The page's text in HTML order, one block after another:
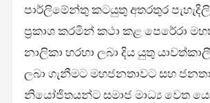
පාර්ලිමේන්තු කටයුතු අතරතුර
ප්‍රකාශ කරමින් කථා කළ පෙරේරා
නාලිකා හරහා ලබා දිය යුතු
ලබා ගැනීමට මහජනතාවට සහ ජනතා
නියෝජිතයන්ට සමාජ මාධ්‍ය වෙත